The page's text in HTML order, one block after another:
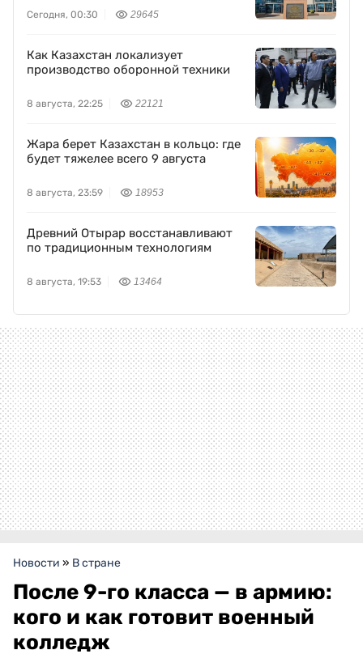
Сегодня, 00:30 29645
Как Казахстан локализует
производство оборонной техники
8 августа, 22:25 22121
Жара берет Казахстан в кольцо: где
будет тяжелее всего 9 августа
8 августа, 23:59 18953
Древний Отырар восстанавливают
по традиционным технологиям
8 августа, 19:53 13464
Новости » В стране
После 9-го класса — в армию:
кого и как готовит военный
колледж